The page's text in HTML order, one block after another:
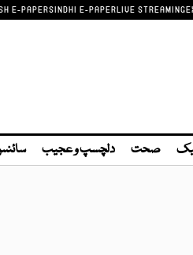
E-PAPERSINDHI E-PAPERLIVE STREAMING
صحت دلچسپ و عجیب